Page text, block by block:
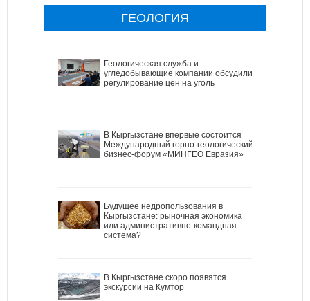
ГЕОЛОГИЯ
Геологическая служба и
угледобывающие компании обсудили
регулирование цен на уголь
В Кыргызстане впервые состоится
Международный горно-геологический
бизнес-форум «МИНГЕО Евразия»
Будущее недропользования в
Кыргызстане: рыночная экономика
или административно-командная
система?
В Кыргызстане скоро появятся
экскурсии на Кумтор